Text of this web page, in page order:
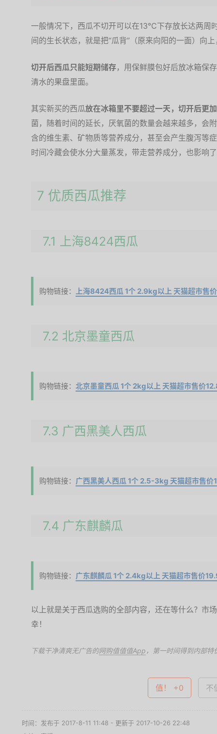
一般情况下，西瓜不切开可以在13℃下存放长达两周
间的生长状态，就是把“瓜背”（原来向阳的一面）向
切开后西瓜只能短期储存，用保鲜膜包好后放冰箱保
清水的果盘里面。
其实新买的西瓜放在冰箱里不要超过一天，切开后更
菌，随着时间的延长，厌氧菌的数量会越来越多，会
含的维生素、矿物质等营养成分，甚至会产生腹泻等
时间冷藏会使水分大量蒸发，带走营养成分，也影响
7 优质西瓜推荐
7.1 上海8424西瓜
购物链接： 上海8424西瓜 1个 2.9kg以上 天猫超市售
7.2 北京墨童西瓜
购物链接： 北京墨童西瓜 1个 2kg以上 天猫超市售价
7.3 广西黑美人西瓜
购物链接： 广西黑美人西瓜 1个 2.5-3kg 天猫超市售价
7.4 广东麒麟瓜
购物链接： 广东麒麟瓜 1个 2.4kg以上 天猫超市售价
以上就是关于西瓜选购的全部内容，还在等什么？市
幸！
下载干净清爽无广告的网购值值值App ，第一时间得到内部特
值！ +0 不
时间：发布于 2017-8-11 11:48 - 更新于 2017-10-26 22:48